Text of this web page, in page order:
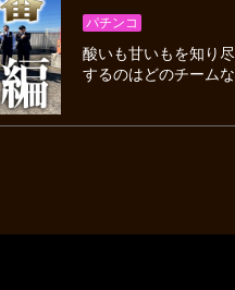
パチンコ
酸いも甘いもを知り
するのはどのチーム